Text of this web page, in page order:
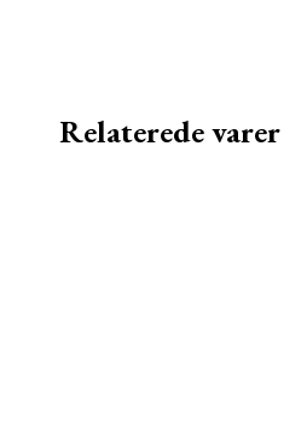
antal
Relaterede varer